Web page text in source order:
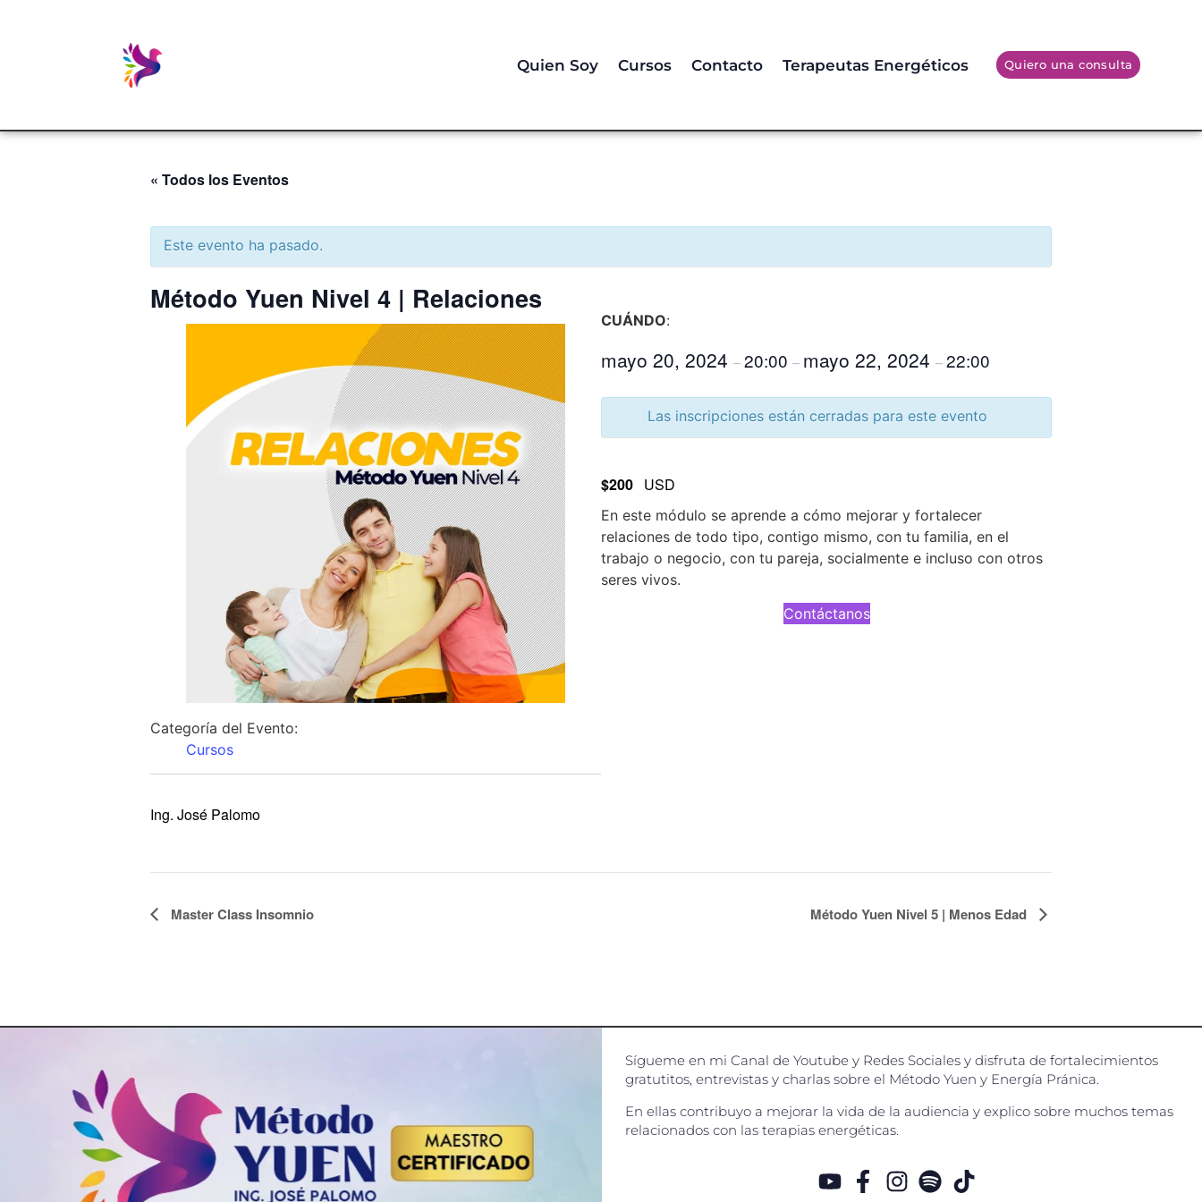
Quien Soy Cursos Contacto Terapeutas Energéticos Quiero una consulta
« Todos los Eventos
Este evento ha pasado.
Método Yuen Nivel 4 | Relaciones
Categoría del Evento:
Cursos
Ing. José Palomo
CUÁNDO:
mayo 20, 2024 –20:00 – mayo 22, 2024 –22:00
Las inscripciones están cerradas para este evento
$200 USD
En este módulo se aprende a cómo mejorar y fortalecer
relaciones de todo tipo, contigo mismo, con tu familia, en el
trabajo o negocio, con tu pareja, socialmente e incluso con otros
seres vivos.
Contáctanos
Navegación
Master Class Insomnio Método Yuen Nivel 5 | Menos Edad
Sígueme en mi Canal de Youtube y Redes Sociales y disfruta de fortalecimientos
gratutitos, entrevistas y charlas sobre el Método Yuen y Energía Pránica.
En ellas contribuyo a mejorar la vida de la audiencia y explico sobre muchos temas
relacionados con las terapias energéticas.